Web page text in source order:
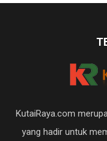
KutaiRaya.com
yang hadir untuk